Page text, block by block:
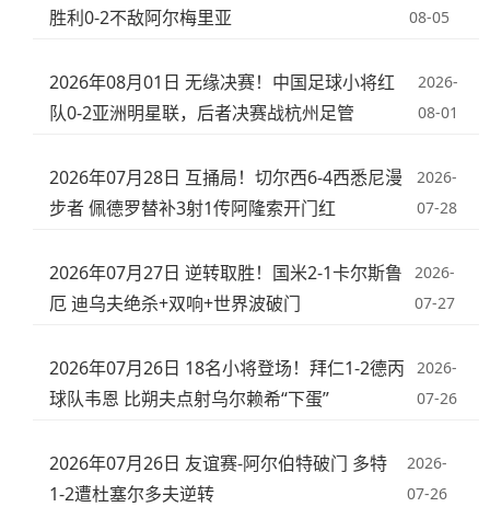
胜利0-2不敌阿尔梅里亚
08-05
2026年08月01日 无缘决赛！中国足球小将红
队0-2亚洲明星联，后者决赛战杭州足管
2026-
08-01
2026年07月28日 互捅局！切尔西6-4西悉尼漫
步者 佩德罗替补3射1传阿隆索开门红
2026-
07-28
2026年07月27日 逆转取胜！国米2-1卡尔斯鲁
厄 迪乌夫绝杀+双响+世界波破门
2026-
07-27
2026年07月26日 18名小将登场！拜仁1-2德丙
球队韦恩 比朔夫点射乌尔赖希“下蛋”
2026-
07-26
2026年07月26日 友谊赛-阿尔伯特破门 多特
1-2遭杜塞尔多夫逆转
2026-
07-26